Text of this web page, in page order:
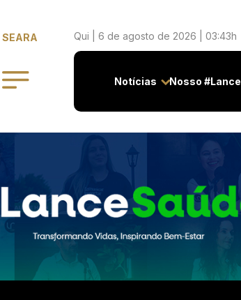
SEARA Qui | 6 de agosto de 2026 | 03:43h
Notícias Nosso #Lance